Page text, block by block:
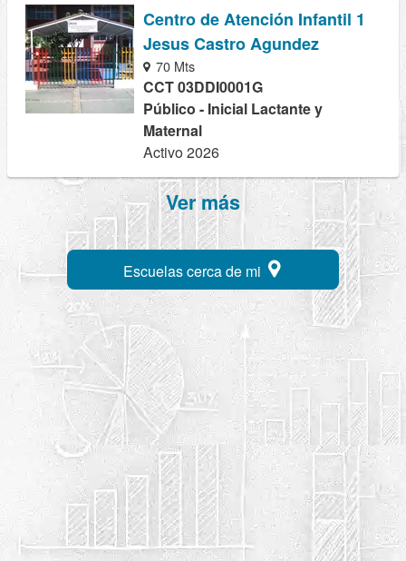
Centro de Atención Infantil 1
Jesus Castro Agundez
70 Mts
CCT 03DDI0001G
Público - Inicial Lactante y
Maternal
Activo 2026
Ver más
Escuelas cerca de mi